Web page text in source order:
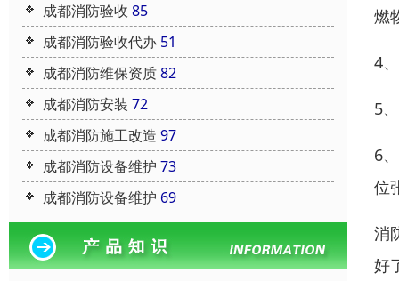
成都消防验收 85
成都消防验收代办 51
成都消防维保资质82
成都消防安装 72
成都消防施工改造 97
成都消防设备维护 73
成都消防设备维护 69
燃
4
5
6
位
消
好